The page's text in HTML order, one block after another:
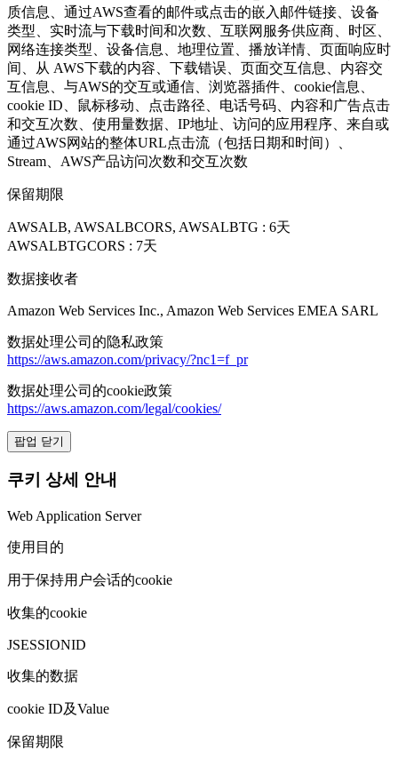
质信息、通过AWS查看的邮件或点击的嵌入邮件链接、设备
类型、实时流与下载时间和次数、互联网服务供应商、时区、
网络连接类型、设备信息、地理位置、播放详情、页面响应时
间、从 AWS下载的内容、下载错误、页面交互信息、内容交
互信息、与AWS的交互或通信、浏览器插件、cookie信息、
cookie ID、鼠标移动、点击路径、电话号码、内容和广告点击
和交互次数、使用量数据、IP地址、访问的应用程序、来自或
通过AWS网站的整体URL点击流（包括日期和时间）、
Stream、AWS产品访问次数和交互次数
保留期限
AWSALB, AWSALBCORS, AWSALBTG : 6天
AWSALBTGCORS : 7天
数据接收者
Amazon Web Services Inc., Amazon Web Services EMEA SARL
数据处理公司的隐私政策
https://aws.amazon.com/privacy/?nc1=f_pr
数据处理公司的cookie政策
https://aws.amazon.com/legal/cookies/
팝업 닫기
쿠키 상세 안내
Web Application Server
使用目的
用于保持用户会话的cookie
收集的cookie
JSESSIONID
收集的数据
cookie ID及Value
保留期限